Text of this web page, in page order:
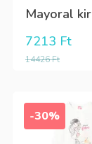
14426Ft
7213 Ft
-30%